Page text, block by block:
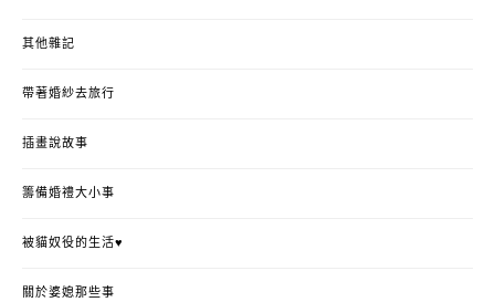
其他雜記
帶著婚紗去旅行
插畫說故事
籌備婚禮大小事
被貓奴役的生活♥
關於婆媳那些事